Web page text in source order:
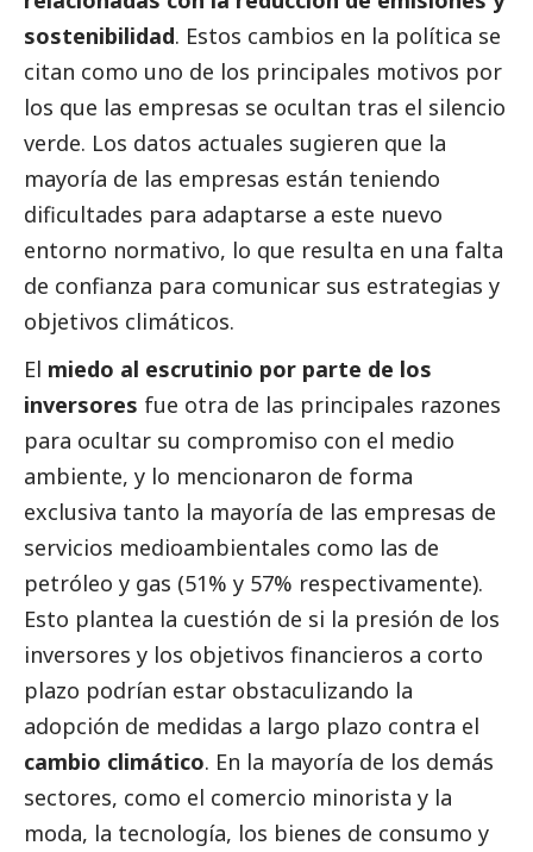
sostenibilidad. Estos cambios en la política se
citan como uno de los principales motivos por
los que las empresas se ocultan tras el silencio
verde. Los datos actuales sugieren que la
mayoría de las empresas están teniendo
dificultades para adaptarse a este nuevo
entorno normativo, lo que resulta en una falta
de confianza para comunicar sus estrategias y
objetivos climáticos.
El miedo al escrutinio por parte de los
inversores fue otra de las principales razones
para ocultar su compromiso con el medio
ambiente, y lo mencionaron de forma
exclusiva tanto la mayoría de las empresas de
servicios medioambientales como las de
petróleo y gas (51% y 57% respectivamente).
Esto plantea la cuestión de si la presión de los
inversores y los objetivos financieros a corto
plazo podrían estar obstaculizando la
adopción de medidas a largo plazo contra el
cambio climático. En la mayoría de los demás
sectores, como el comercio minorista y la
moda, la tecnología, los bienes de consumo y